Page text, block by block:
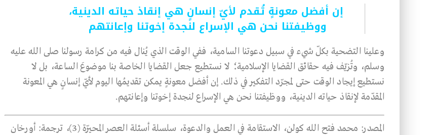
إن أفضل معونةٍ تُقدم لأيّ إنسانٍ هي إنقاذ حياته الدينية،
ووظيفتنا نحن هي الإسراع لنجدة إخوتنا وإعانتهم
وعلينا التضحية بكلّ شيء في سبيل دعوتنا السامية، ففي الوقت الذي يُنال فيه من كرامة رسولنا صلى الله عليه
وسلم، وتُزيّف فيه حقائق القضايا الإسلامية؛ لا نستطيع جعل القضايا الخاصة بنا موضوعَ الساعة، بل لا
نستطيع إيجاد الوقت حتى لمجرّد التفكير في ذلك. إن أفضل معونةٍ يمكن تقديمُها اليوم لأيّ إنسانٍ هي المعونة
المقدّمة لإنقاذ حياته الدينية، ووظيفتنا نحن هي الإسراع لنجدة إخوتنا وإعانتهم.
المصدر: محمد فتح الله كولن، الاستقامة في العمل والدعوة، سلسلة أسئلة العصر المحيّرة (3)، ترجمة: أورخان